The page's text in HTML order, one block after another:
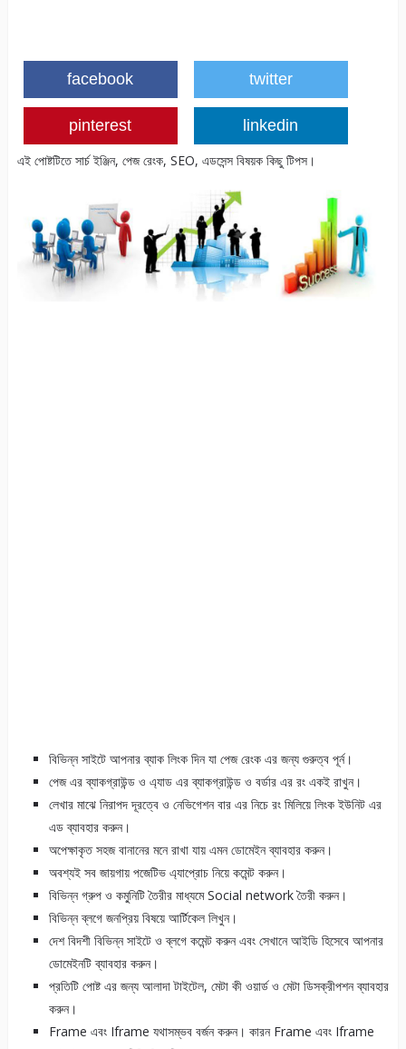
facebook twitter
pinterest linkedin
এই পোষ্টটিতে সার্চ ইঞ্জিন, পেজ রেংক, SEO, এডসেন্স বিষয়ক কিছু টিপস।
বিভিন্ন সাইটে আপনার ব্যাক লিংক দিন যা পেজ রেংক এর জন্য গুরুত্ব পূর্ন।
পেজ এর ব্যাকগ্রাউন্ড ও এ্যাড এর ব্যাকগ্রাউন্ড ও বর্ডার এর রং একই রাখুন।
লেখার মাঝে নিরাপদ দূরত্বে ও নেভিগেশন বার এর নিচে রং মিলিয়ে লিংক ইউনিট এর
এড ব্যাবহার করুন।
অপেক্ষাকৃত সহজ বানানের মনে রাখা যায় এমন ডোমেইন ব্যাবহার করুন।
অবশ্যই সব জায়গায় পজেটিভ এ্যাপ্রোচ নিয়ে কমেন্ট করুন।
বিভিন্ন গ্রুপ ও কমু্নিটি তৈরীর মাধ্যমে Social network তৈরী করুন।
বিভিন্ন ব্লগে জনপ্রিয় বিষয়ে আর্টিকেল লিখুন।
দেশ বিদশী বিভিন্ন সাইটে ও ব্লগে কমেন্ট করুন এবং সেখানে আইডি হিসেবে আপনার
ডোমেইনটি ব্যাবহার করুন।
প্রতিটি পোষ্ট এর জন্য আলাদা টাইটেল, মেটা কী ওয়ার্ড ও মেটা ডিসক্রীপশন ব্যাবহার
করুন।
Frame এবং Iframe যথাসম্ভব বর্জন করুন। কারন Frame এবং Iframe